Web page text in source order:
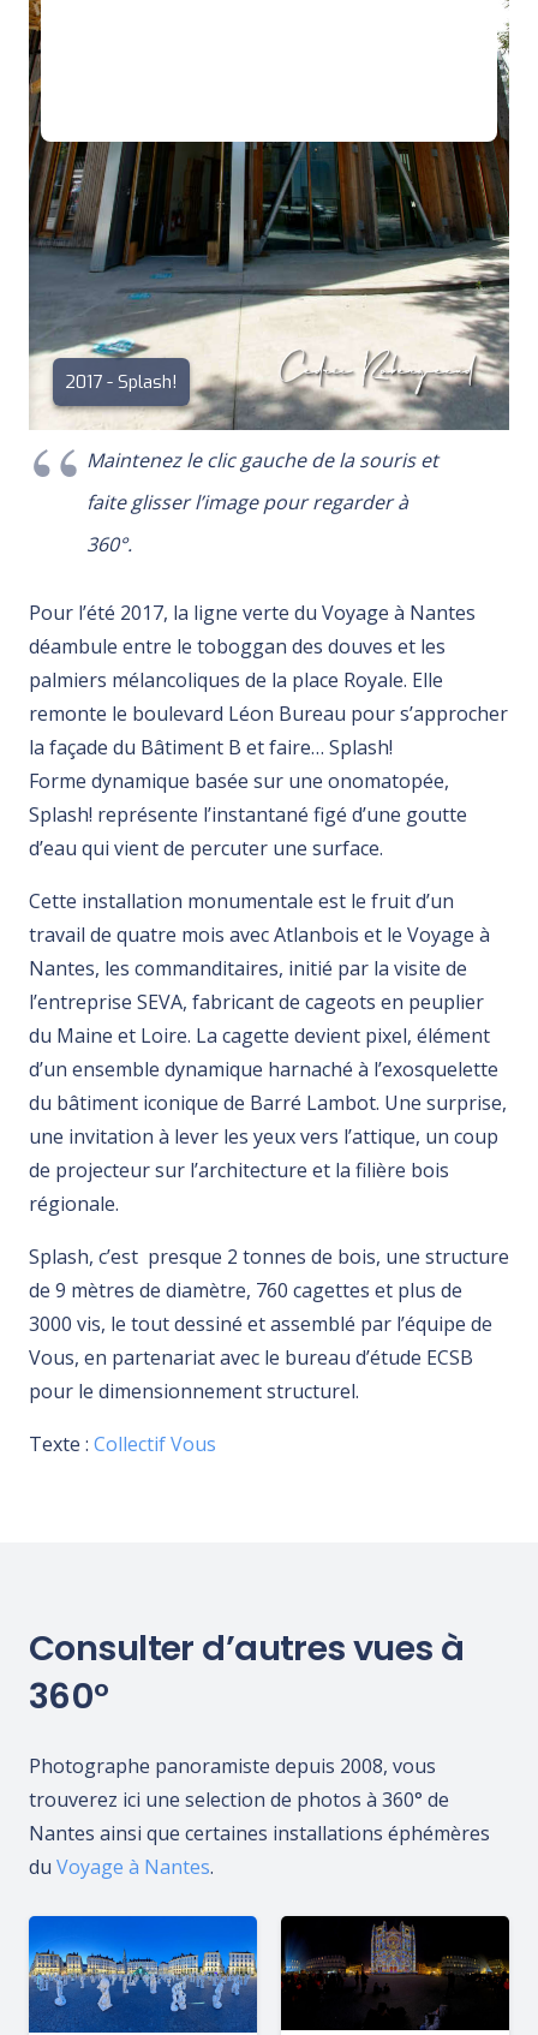
Maintenez le clic gauche de la souris et
faite glisser l’image pour regarder à
360°.
Pour l’été 2017, la ligne verte du Voyage à Nantes
déambule entre le toboggan des douves et les
palmiers mélancoliques de la place Royale. Elle
remonte le boulevard Léon Bureau pour s’approcher
la façade du Bâtiment B et faire… Splash!
Forme dynamique basée sur une onomatopée,
Splash! représente l’instantané figé d’une goutte
d’eau qui vient de percuter une surface.
Cette installation monumentale est le fruit d’un
travail de quatre mois avec Atlanbois et le Voyage à
Nantes, les commanditaires, initié par la visite de
l’entreprise SEVA, fabricant de cageots en peuplier
du Maine et Loire. La cagette devient pixel, élément
d’un ensemble dynamique harnaché à l’exosquelette
du bâtiment iconique de Barré Lambot. Une surprise,
une invitation à lever les yeux vers l’attique, un coup
de projecteur sur l’architecture et la filière bois
régionale.
Splash, c’est presque 2 tonnes de bois, une structure
de 9 mètres de diamètre, 760 cagettes et plus de
3000 vis, le tout dessiné et assemblé par l’équipe de
Vous, en partenariat avec le bureau d’étude ECSB
pour le dimensionnement structurel.
Texte : Collectif Vous
Consulter d’autres vues à
360°
Photographe panoramiste depuis 2008, vous
trouverez ici une selection de photos à 360° de
Nantes ainsi que certaines installations éphémères
du Voyage à Nantes.